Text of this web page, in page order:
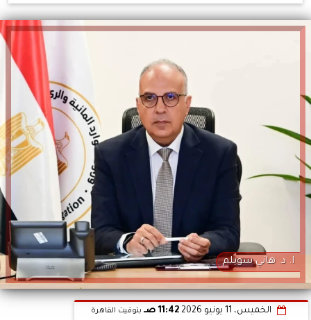
ا. د. هاني سويلم
الخميس، 11 يونيو 2026 11:42 صـ بتوقيت القاهرة